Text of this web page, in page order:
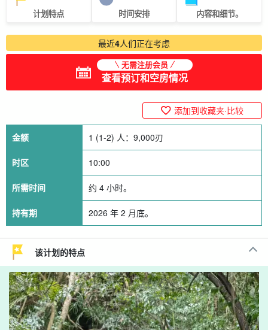
计划特点 时间安排 内容和细节。
最近4人们正在考虑
无需注册会员
查看预订和空房情况
添加到收藏夹·比较
金额 1 (1-2) 人： 9,000刃
时区 10:00
所需时间 约 4 小时。
持有期 2026 年 2 月底。
该计划的特点